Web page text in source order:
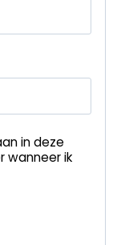
in deze
wanneer ik